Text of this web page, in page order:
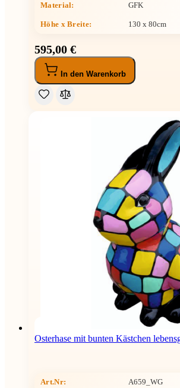
Material: GFK
Höhe x Breite: 130 x 80cm
595,00 €
In den Warenkorb
Osterhase mit bunten Kästchen
Art.Nr: A659_WG